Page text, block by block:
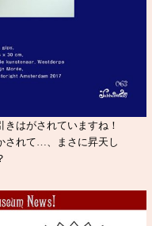
はがされていますね！
されて…、まさに昇天し